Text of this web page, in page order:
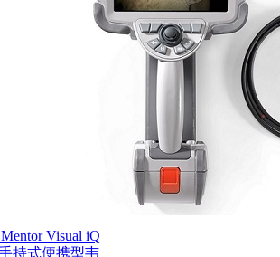
Visual iQ
持式便携型韦